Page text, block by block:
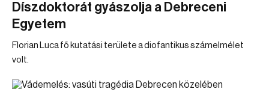
Díszdoktorát gyászolja a Debreceni
Egyetem
Florian Luca fő kutatási területe a diofantikus számelmélet
volt.